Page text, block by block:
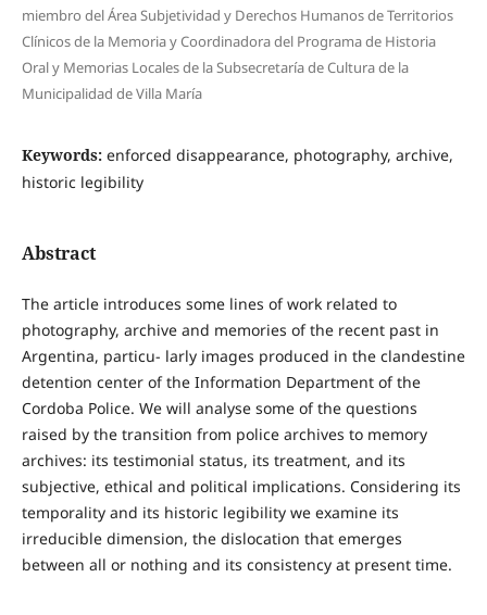
miembro del Área Subjetividad y Derechos Humanos de Territorios
Clínicos de la Memoria y Coordinadora del Programa de Historia
Oral y Memorias Locales de la Subsecretaría de Cultura de la
Municipalidad de Villa María
Keywords: enforced disappearance, photography, archive,
historic legibility
Abstract
The article introduces some lines of work related to
photography, archive and memories of the recent past in
Argentina, particu- larly images produced in the clandestine
detention center of the Information Department of the
Cordoba Police. We will analyse some of the questions
raised by the transition from police archives to memory
archives: its testimonial status, its treatment, and its
subjective, ethical and political implications. Considering its
temporality and its historic legibility we examine its
irreducible dimension, the dislocation that emerges
between all or nothing and its consistency at present time.